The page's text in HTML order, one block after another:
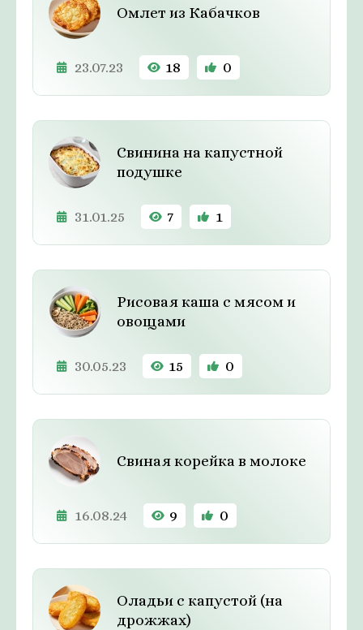
Омлет из Кабачков
23.07.23 18 0
Свинина на капустной
подушке
31.01.25 7 1
Рисовая каша с мясом и
овощами
30.05.23 15 0
Свиная корейка в молоке
16.08.24 9 0
Оладьи с капустой (на
дрожжах)